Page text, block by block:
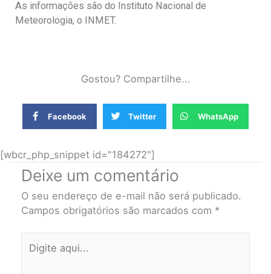
As informações são do Instituto Nacional de
Meteorologia, o INMET.
Gostou? Compartilhe...
Facebook Twitter WhatsApp
[wbcr_php_snippet id="184272"]
Deixe um comentário
O seu endereço de e-mail não será publicado.
Campos obrigatórios são marcados com *
aqui...